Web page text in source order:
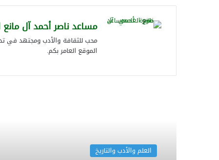
مساعد ناصر أحمد آل
محب للثقافة والأدب ومجتهد في
الموقع العامر بكم.
العلم والأدب والتاريخ